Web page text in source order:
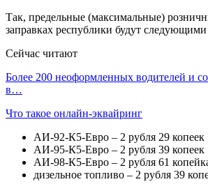
Так, предельные (максимальные)
заправках республики будут следующими
Сейчас читают
Более 200 неоформленных водителей и
в…
Что такое онлайн-эквайринг
АИ-92-К5-Евро – 2 рубля 29 копеек
АИ-95-К5-Евро – 2 рубля 39 копеек
АИ-98-К5-Евро – 2 рубля 61
дизельное топливо – 2 рубля 39